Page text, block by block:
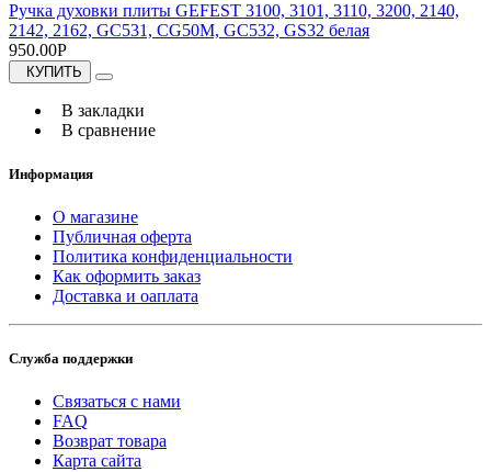
Ручка духовки плиты GEFEST 3100, 3101, 3110, 3200, 2140,
2142, 2162, GC531, CG50M, GC532, GS32 белая
950.00Р
КУПИТЬ
В закладки
В сравнение
Информация
О магазине
Публичная оферта
Политика конфиденциальности
Как оформить заказ
Доставка и оаплата
Служба поддержки
Связаться с нами
FAQ
Возврат товара
Карта сайта